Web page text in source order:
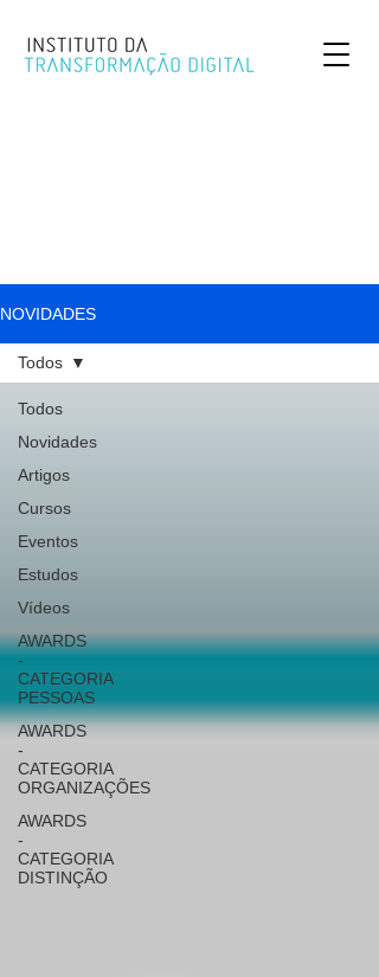
NOVIDADES
Todos
Novidades
Artigos
Cursos
Eventos
Estudos
Vídeos
AWARDS
-
CATEGORIA
PESSOAS
AWARDS
-
CATEGORIA
ORGANIZAÇÕES
AWARDS
-
CATEGORIA
DISTINÇÃO
Todos